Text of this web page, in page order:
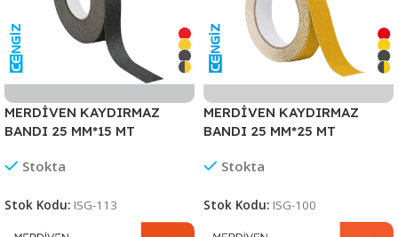
MERDİVEN KAYDIRMAZ
BANDI 25 MM*15 MT
Stokta
Stok Kodu: ISG-113
MERDİVEN KAYDIRMAZ
BANDI 25 MM*25 MT
Stokta
Stok Kodu: ISG-100